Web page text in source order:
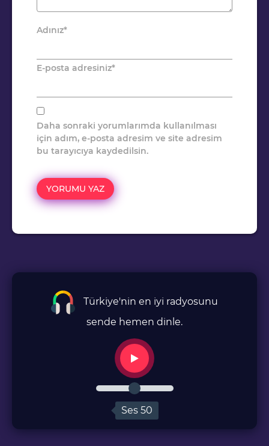
Adınız*
E-posta adresiniz*
Daha sonraki yorumlarımda kullanılması
için adım, e-posta adresim ve site adresim
bu tarayıcıya kaydedilsin.
Türkiye'nin en iyi radyosunu
sende hemen dinle.
Ses 50